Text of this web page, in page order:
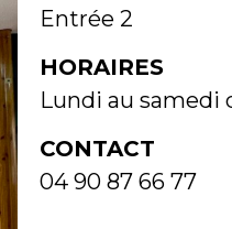
Entrée 2
HORAIRES
Lundi au samedi
CONTACT
04 90 87 66 77